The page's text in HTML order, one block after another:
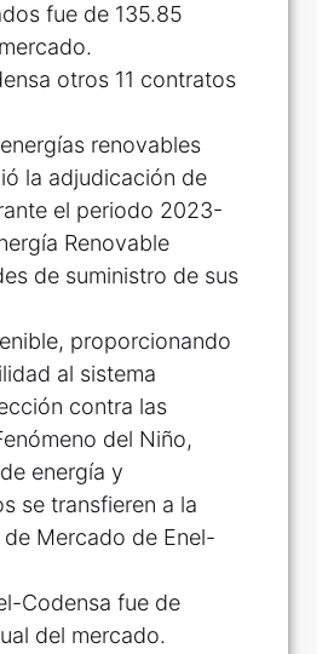
fue de 135.85
otros 11 contratos
renovables
la adjudicación de
el periodo 2023-
Renovable
de suministro de sus
proporcionando
al sistema
contra las
del Niño,
energía y
se transfieren a la
Mercado de Enel-
Codensa fue de
del mercado.